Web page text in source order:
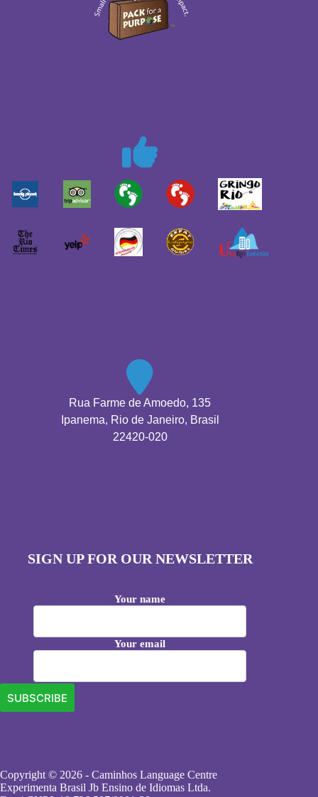
Rua Farme de Amoedo, 135
Ipanema, Rio de Janeiro, Brasil
22420-020
SIGN UP FOR OUR NEWSLETTER
Your name
Your email
Copyright © 2026 - Caminhos Language Centre
Experimenta Brasil Jb Ensino de Idiomas Ltda.